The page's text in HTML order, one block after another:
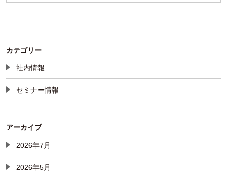
カテゴリー
社内情報
セミナー情報
アーカイブ
2026年7月
2026年5月